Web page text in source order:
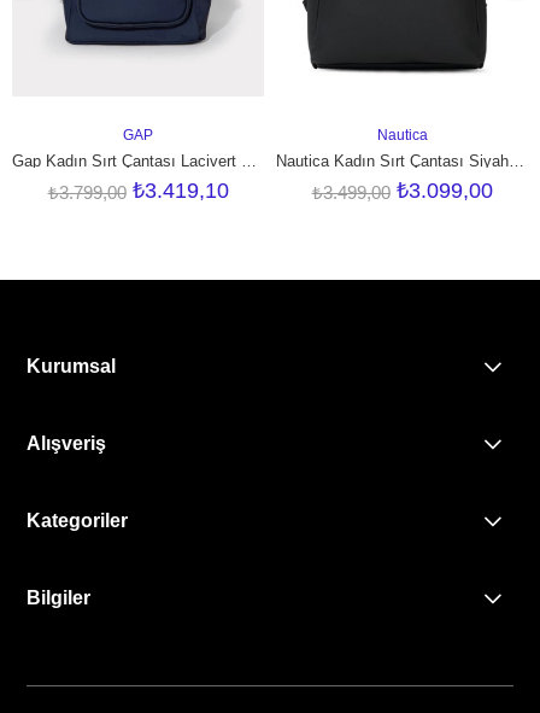
SEPETE EKLE
GAP
₺3.419,10
₺3.799,00
SEPETE EKLE
Nautica
₺3.099,00
₺3.499,00
Kurumsal
Alışveriş
Kategoriler
Bilgiler